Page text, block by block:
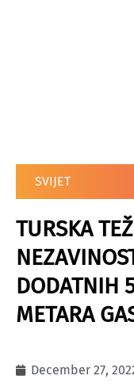
SVIJET
TURSKA
DODATNIH
METARA
December 27,